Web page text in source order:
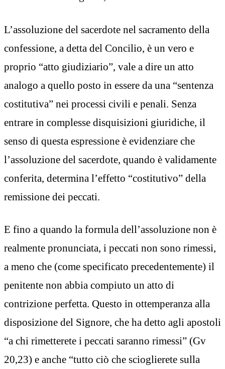
L’assoluzione del sacerdote nel sacramento della
confessione, a detta del Concilio, è un vero e
proprio “atto giudiziario”, vale a dire un atto
analogo a quello posto in essere da una “sentenza
costitutiva” nei processi civili e penali. Senza
entrare in complesse disquisizioni giuridiche, il
senso di questa espressione è evidenziare che
l’assoluzione del sacerdote, quando è validamente
conferita, determina l’effetto “costitutivo” della
remissione dei peccati.
E fino a quando la formula dell’assoluzione non è
realmente pronunciata, i peccati non sono rimessi,
a meno che (come specificato precedentemente) il
penitente non abbia compiuto un atto di
contrizione perfetta. Questo in ottemperanza alla
disposizione del Signore, che ha detto agli apostoli
“a chi rimetterete i peccati saranno rimessi” (Gv
20,23) e anche “tutto ciò che scioglierete sulla